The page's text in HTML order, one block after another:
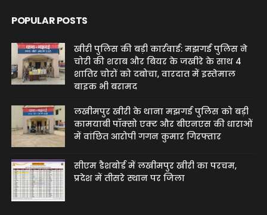
POPULAR POSTS
खीरी पुलिस की बड़ी कार्रवाई: मझगई पुलिस ने
चोरी की शराब और बियर के जखीरे के साथ 4
शातिर चोरों को दबोचा, वारदात में इस्तेमाल
बाइक भी बरामद
लखीमपुर खीरी के थाना मझगई पुलिस को बड़ी
कामयाबी पॉक्सो एक्ट और बीएनएस की धाराओं
में वांछित आरोपी गगन कुमार गिरफ्तार
सीएम डैशबोर्ड में लखीमपुर खीरी का परचम,
प्रदेश में तीसरे स्थान पर जिला